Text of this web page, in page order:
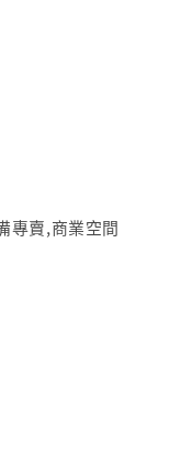
專賣,商業空間